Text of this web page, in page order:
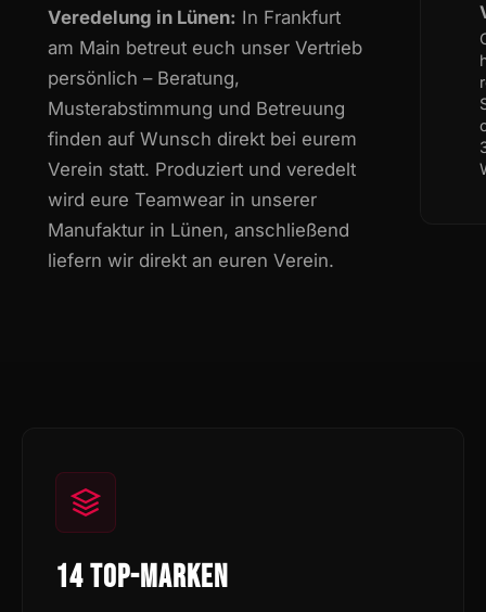
Veredelung in Lünen: In Frankfurt
am Main betreut euch unser Vertrieb
persönlich – Beratung,
Musterabstimmung und Betreuung
finden auf Wunsch direkt bei eurem
Verein statt. Produziert und veredelt
wird eure Teamwear in unserer
Manufaktur in Lünen, anschließend
liefern wir direkt an euren Verein.
14 TOP-MARKEN